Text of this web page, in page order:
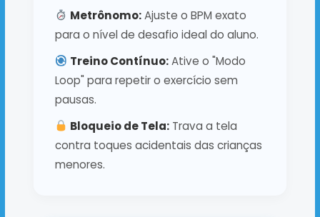
Metrônomo:Ajuste o BPM exato
para o nível de desafio ideal do aluno.
Treino Contínuo:Ative o "Modo
Loop" para repetir o exercício sem
pausas.
Bloqueio de Tela: Trava a tela
contra toques acidentais das crianças
menores.